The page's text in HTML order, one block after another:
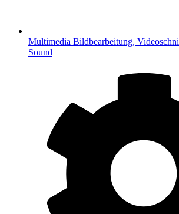
Multimedia Bildbearbeitung,
Sound